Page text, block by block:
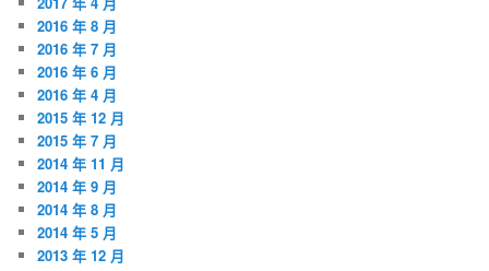
2016 年 8 月
2016 年 7 月
2016 年 6 月
2016 年 4 月
2015 年 12 月
2015 年 7 月
2014 年 11 月
2014 年 9 月
2014 年 8 月
2014 年 5 月
2013 年 12 月